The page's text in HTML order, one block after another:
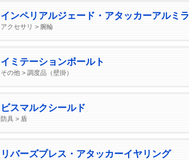
インペリアルジェード・アタッカーアルミラ
アクセサリ > 腕輪
イミテーションボールト
その他 > 調度品（壁掛）
ビスマルクシールド
防具 > 盾
リバーズブレス・アタッカーイヤリング